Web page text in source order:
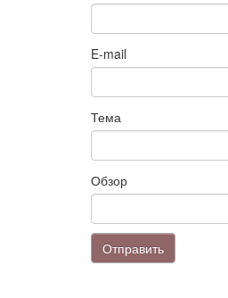
E-mail
Тема
Обзор
Отправить